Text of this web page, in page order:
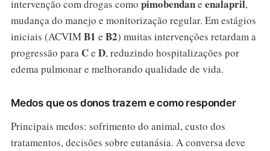
intervenção com drogas como pimobendane enalapril,
mudança do manejo e monitorização regular. Em estágios
iniciais (ACVIMB1 e B2) muitas intervenções retardam a
progressão para Ce D, reduzindo hospitalizações por
edema pulmonar e melhorando qualidade de vida.
Medos que os donos trazem e como responder
Principais medos: sofrimento do animal, custo dos
tratamentos, decisões sobre eutanásia. A conversa deve